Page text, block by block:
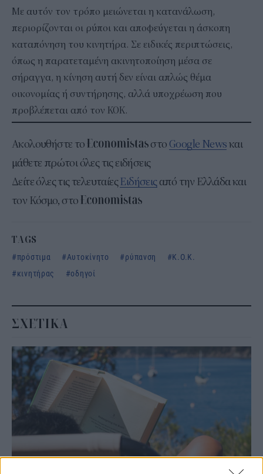
Με αυτόν τον τρόπο μειώνεται η κατανάλωση,
περιορίζονται οι ρύποι και αποφεύγεται η άσκοπη
καταπόνηση του κινητήρα. Σε ειδικές περιπτώσεις,
όπως η παρατεταμένη ακινητοποίηση μέσα σε
σήραγγα, η κίνηση αυτή δεν είναι απλώς θέμα
οικονομίας ή συντήρησης, αλλά υποχρέωση που
προβλέπεται από τον ΚΟΚ.
Ακολουθήστε το στο Google Newsκαι
μάθετε πρώτοι όλες τις ειδήσεις
Δείτε όλες τις τελευταίεςΕιδήσειςαπό την Ελλάδα και
τον Κόσμο, στο
TAGS
πρόστιμα
Αυτοκίνητο ρύπανση
Κ.Ο.Κ.
κινητήρας
οδηγοί
ΣΧΕΤΙΚΑ